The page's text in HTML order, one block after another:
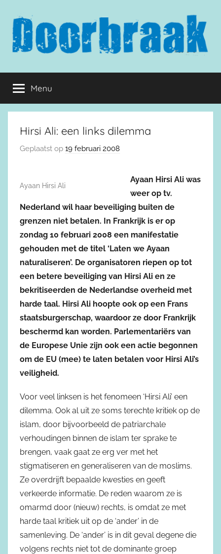
inhoud
springen
Doorbraak.eu
Menu
Hirsi Ali: een links dilemma
Geplaatst op 19 februari 2008
Ayaan Hirsi Ali
Ayaan Hirsi Ali was
weer op tv.
Nederland wil haar beveiliging buiten de
grenzen niet betalen. In Frankrijk is er op
zondag 10 februari 2008 een manifestatie
gehouden met de titel ‘Laten we Ayaan
naturaliseren’. De organisatoren riepen op tot
een betere beveiliging van Hirsi Ali en ze
bekritiseerden de Nederlandse overheid met
harde taal. Hirsi Ali hoopte ook op een Frans
staatsburgerschap, waardoor ze door Frankrijk
beschermd kan worden. Parlementariërs van
de Europese Unie zijn ook een actie begonnen
om de EU (mee) te laten betalen voor Hirsi Ali’s
veiligheid.
Voor veel linksen is het fenomeen ‘Hirsi Ali’ een
dilemma. Ook al uit ze soms terechte kritiek op de
islam, door bijvoorbeeld de patriarchale
verhoudingen binnen de islam ter sprake te
brengen, vaak gaat ze erg ver met het
stigmatiseren en generaliseren van de moslims.
Ze overdrijft bepaalde kwesties en geeft
verkeerde informatie. De reden waarom ze is
omarmd door (nieuw) rechts, is omdat ze met
harde taal kritiek uit op de ‘ander’ in de
samenleving. De ‘ander’ is in dit geval degene die
volgens rechts niet tot de dominante groep